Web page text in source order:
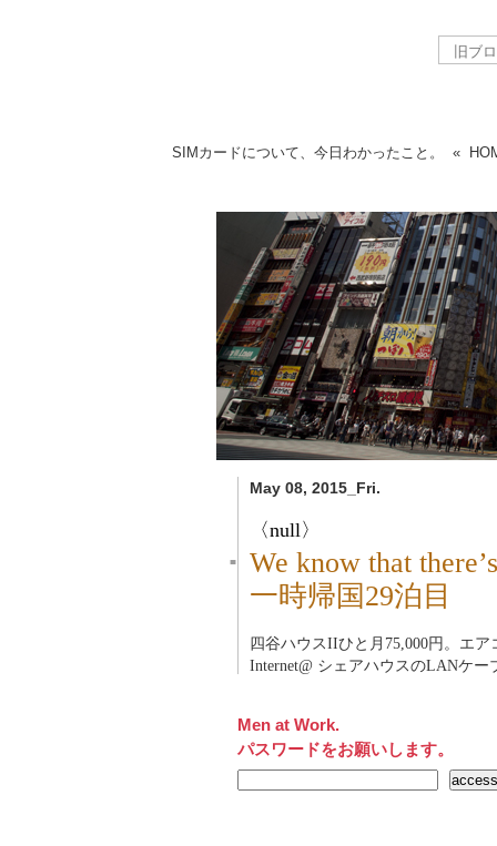
SIMカードについて、今日わかったこと。 «
May 08, 2015_Fri.
■
〈null〉
We know that
一時帰国29泊目
四谷ハウスIIひと月75,000円。エ
Internet@ シェアハウスのLANケー
Men at Work.
パスワードをお願いします。